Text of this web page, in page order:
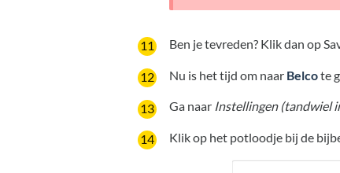
Ben je tevreden? Klik dan op
Nu is het tijd om naar Belcote
Ga naar Instellingen (tandwiel
Klik op het potloodje bij de